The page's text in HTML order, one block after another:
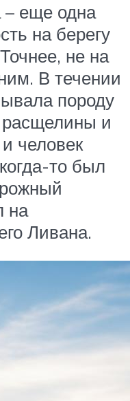
еще одна
на берегу
не на
В течении
породу
расщелины и
человек
то был
на
Ливана.